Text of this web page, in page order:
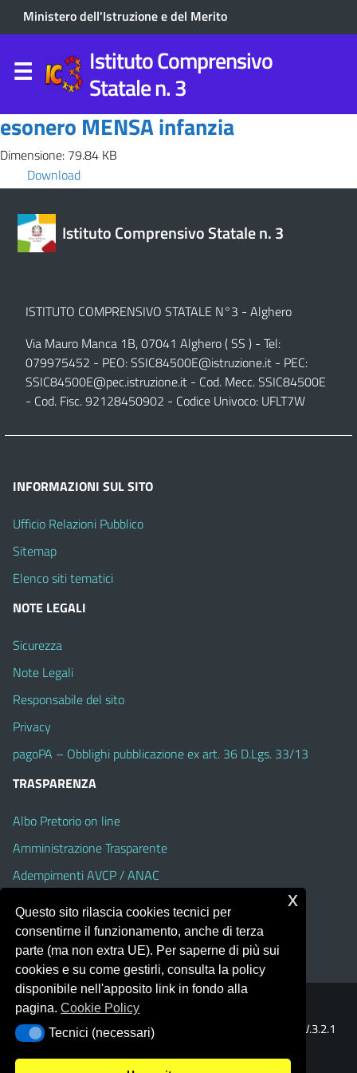
Ministero dell'Istruzione e del Merito
Istituto Comprensivo
Statale n. 3
esonero MENSA infanzia
Dimensione: 79.84 KB
Download
Istituto Comprensivo Statale n. 3
ISTITUTO COMPRENSIVO STATALE N°3 - Alghero
Via Mauro Manca 1B, 07041 Alghero ( SS ) - Tel:
079975452 - PEO:SSIC84500E@istruzione.it - PEC:
SSIC84500E@pec.istruzione.it - Cod. Mecc. SSIC84500E
- Cod. Fisc. 92128450902 - Codice Univoco: UFLT7W
INFORMAZIONI SUL SITO
Ufficio Relazioni Pubblico
Sitemap
Elenco siti tematici
NOTE LEGALI
Sicurezza
Note Legali
Responsabile del sito
Privacy
pagoPA – Obblighi pubblicazione ex art. 36 D.Lgs. 33/13
TRASPARENZA
Albo Pretorio on line
Amministrazione Trasparente
Adempimenti AVCP / ANAC
Accesso Civico
Dichiarazione di accessibilità
Portale realizzato con la piattaforma
Template Italia configurato sul tema accessibile
V.3.2.1
(Alioth)
Questo sito rilascia cookies tecnici per
consentirne il funzionamento, anche di terza
parte (ma non extra UE). Per saperne di più sui
cookies e su come gestirli, consulta la policy
disponibile nell'apposito link in fondo alla
pagina.Cookie Policy
Tecnici (necessari)
Tecnici (necessari)
x